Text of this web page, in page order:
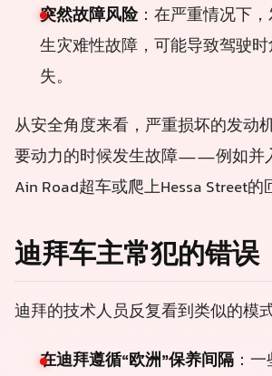
突然故障风险：在严重情况下
生灾难性故障，可能导致驾驶
失。
从安全角度来看，严重损坏的发动
要动力的时候发生故障——例如并
Ain Road超车或爬上Hessa Street的
迪拜车主常犯的错误
迪拜的技术人员反复看到类似的模
在迪拜遵循“欧洲”保养间隔 ：